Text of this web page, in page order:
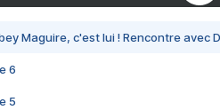
Maguire, c'est lui ! Rencontre avec
6
5